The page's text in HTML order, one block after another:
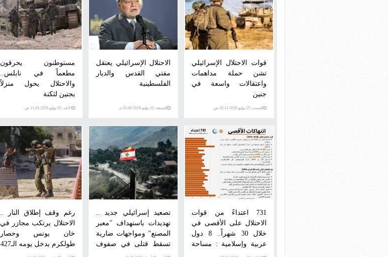
قوات الاحتلال الإسرائيلي
تشن حملة مداهمات
واعتقالات واسعة في
جنين
السبت، 25 يوليو 2026 10:14 ص
الاحتلال الإسرائيلي يعتقل
مفتي القدس والديار
الفلسطينية
الجمعة، 10 يوليو 2026 03:40 م
مستوطنون يحرقون
مطعماً في نابلس..
والاحتلال يحول منزلاً
بجنين لثكنة
الأحد، 05 يوليو 2026 11:45 ص
731 اعتداءً من قوات
الاحتلال على الأقصى في
خلال 30 شهراً.. 8 دول
عربية وإسلامية : مساحة
المسجد الأقصى وحرمه
تصعيد إسرائيلي جديد ..
تهديدات باستهداف "معبر
المصنع" ومواجهات ضارية
تسقط قتلى في صفوف
الاحتلال جنوبي لبنان
رغم وقف إطلاق النار ..
الاحتلال يرتكب مجازر في
خان يونس وحصار
طولكرم يدخل يومه الـ427